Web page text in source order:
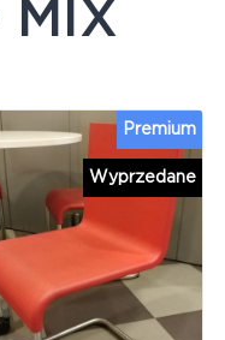
MIX
Wyprzedane
Premium